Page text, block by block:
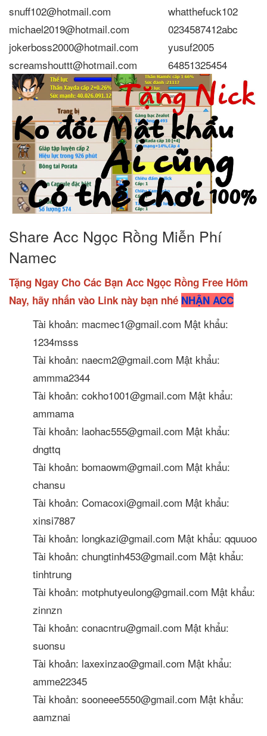
snuff102@hotmail.com
whatthefuck102
michael2019@hotmail.com
0234587412abc
jokerboss2000@hotmail.com
yusuf2005
screamshouttt@hotmail.com
64851325454
Share Acc Ngọc Rồng Miễn Phí
Namec
Tặng Ngay Cho Các Bạn Acc Ngọc Rồng Free Hôm
Nay, hãy nhấn vào Link này bạn nhé NHẬN ACC
Tài khoản: macmec1@gmail.com Mật khẩu:
1234msss
Tài khoản: naecm2@gmail.com Mật khẩu:
ammma2344
Tài khoản: cokho1001@gmail.com Mật khẩu:
ammama
Tài khoản: laohac555@gmail.com Mật khẩu:
dngttq
Tài khoản: bomaowm@gmail.com Mật khẩu:
chansu
Tài khoản: Comacoxi@gmail.com Mật khẩu:
xinsi7887
Tài khoản: longkazi@gmail.com Mật khẩu: qquuoo
Tài khoản: chungtinh453@gmail.com Mật khẩu:
tinhtrung
Tài khoản: motphutyeulong@gmail.com Mật khẩu:
zinnzn
Tài khoản: conacntru@gmail.com Mật khẩu:
suonsu
Tài khoản: laxexinzao@gmail.com Mật khẩu:
amme22345
Tài khoản: sooneee5550@gmail.com Mật khẩu:
aamznai